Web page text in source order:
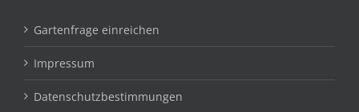
Gartenfrage einreichen
Impressum
Datenschutzbestimmungen